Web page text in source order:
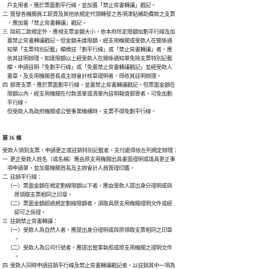
    戶支用者，應於票面劃平行線，並加蓋「禁止背書轉讓」戳記。
二  簽發各機關員工薪資及其他依規定代領轉發之各項津貼補助費款之支票
    ，應加蓋「禁止背書轉讓」戳記。
三  除前二款規定外，應視支票金額大小，依本府所定限額加劃平行線及加
    蓋禁止背書轉讓戳記。但金額未達限額，經支用機關或受款人在關係通
    知單「支票特別記載」欄標註「劃平行線」或「禁止背書轉讓」者，應
    依其註明辦理。如達限額以上經受款人在關係通知單免除支票特別記載
    欄，申請註明「免劃平行線」或「免蓋禁止背書轉讓戳記」並經受款人
    蓋章，及支用機關首長或主辦會計核章證明者，得依其註明辦理。
四  郵寄支票，應於票面劃平行線，並蓋禁止背書轉讓戳記。但票面金額在
    限額以內，經支用機關在付款憑單或清單內註明報值郵寄者，可免加劃
    平行線。
    但受款人為政府機關或公營事業機構時，支票不得免劃平行線。
第 36 條
受款人領到支票，申請更正或註銷特別記載者，支付處得依左列規定辦理：
一  更正受款人姓名（或名稱）應由原支用機關出具書面證明或填具更正事
    項申請單，並加蓋機關首長及主辦會計人員簽證印鑑。
二  註銷平行線：
    （一）票面金額在規定劃線限額以下者，應由受款人提出身分證明或與
          原領取支票相同之印章。
    （二）票面金額超過規定劃線限額者，須取具原支用機關證明文件或經
          認可之保證。
三  註銷禁止背書轉讓：
    （一）受款人為自然人者，應提出身分證明或與原領取支票相同之印章
          。
    （二）受款人為公司行號者，應提出營業執照或原支用機關之證明文件
          。
四  受款人同時申請註銷平行線及禁止背書轉讓戳記者，以註銷其中一項為